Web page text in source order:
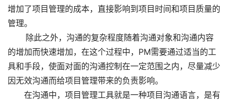
增加了项目管理的成本，直接影响到项目时间和项目质量的
管理。
的增加而快速增加，在这个过程中，PM需要通过适当的工
具和手段，使面对面的沟通控制在一定范围之内，尽量减少
因无效沟通而给项目管理带来的负责影响。
在沟通中，项目管理工具就是一种项目沟通语言，是有